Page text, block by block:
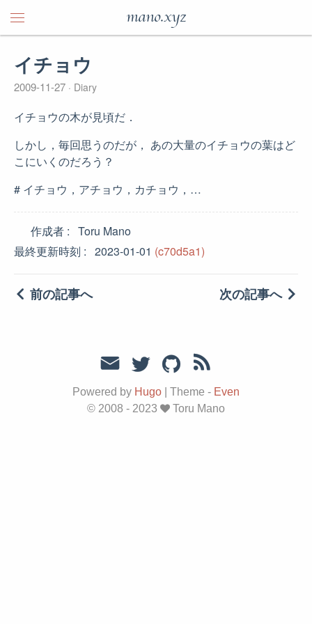
mano.xyz
イチョウ
2009-11-27 Diary
イチョウの木が見頃だ．
しかし，毎回思うのだが， あの大量のイチョウの葉はど
こにいくのだろう？
# イチョウ，アチョウ，カチョウ，…
作成者
Toru Mano
最終更新時刻
2023-01-01 (c70d5a1)
前の記事へ 次の記事へ
Powered by Hugo Theme - Even
© 2008 - 2023
Toru Mano